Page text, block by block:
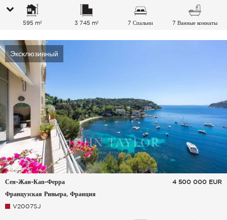
595 m² 3 745 m² 7 Спальни 7 Ванные комнаты
Эксклюзивный
Сен-Жан-Кап-Ферра
Французская Ривьера, Франция
4 500 000 EUR
V2007SJ